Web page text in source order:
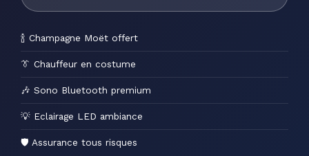
🍾 Champagne Moët offert
👔 Chauffeur en costume
🎶 Sono Bluetooth premium
💡 Eclairage LED ambiance
🛡 Assurance tous risques